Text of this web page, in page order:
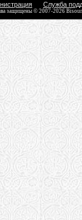
Служба
защищены © 2007-2026